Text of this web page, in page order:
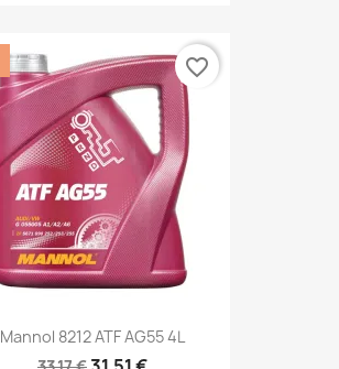
Mannol 8212 ATF AG55 4L
favorite_border